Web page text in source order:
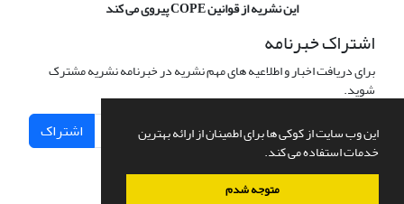
این وب سایت از کوکی ها برای اطمینان از ارائه بهترین
خدمات استفاده می کند.
متوجه شدم
این نشریه از قوانین COPE پیروی می کند
اشتراک خبرنامه
برای دریافت اخبار و اطلاعیه های مهم نشریه در خبرنامه نشریه مشترک
شوید.
اشتراک